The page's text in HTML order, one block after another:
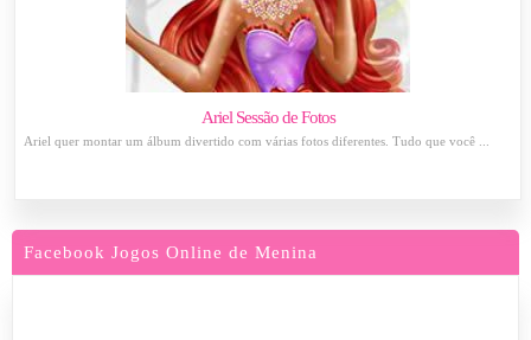
Ariel Sessão de Fotos
Ariel quer montar um álbum divertido com várias fotos diferentes. Tudo que você ...
Facebook Jogos Online de Menina